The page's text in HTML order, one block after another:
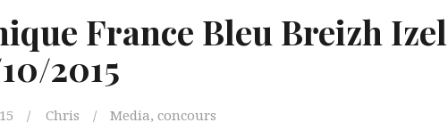
France Bleu Breizh Izel
2015
Chris Media, concours